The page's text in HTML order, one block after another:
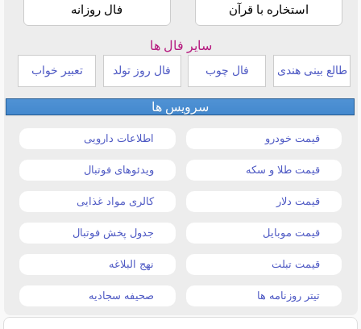
استخاره با قرآن فال روزانه
سایر فال ها
طالع بینی هندی فال چوب فال روز تولد تعبیر خواب
سرویس ها
قیمت خودرو اطلاعات دارویی
قیمت طلا و سکه ویدئوهای فوتبال
قیمت دلار کالری مواد غذایی
قیمت موبایل جدول پخش فوتبال
قیمت تبلت نهج البلاغه
تیتر روزنامه ها صحیفه سجادیه